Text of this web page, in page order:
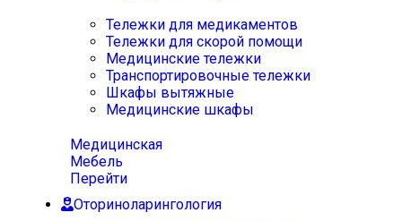
Тележки для медикаментов
Тележки для скорой помощи
Медицинские тележки
Транспортировочные тележки
Шкафы вытяжные
Медицинские шкафы
Медицинская
Мебель
Перейти
Оториноларингология